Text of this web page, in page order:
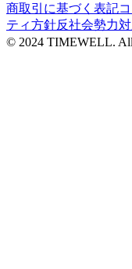
商取引に基づく表記
ティ方針反社会勢力
© 2024 TIMEWELL. All